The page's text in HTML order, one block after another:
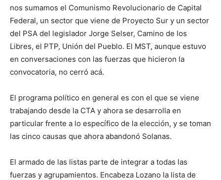
nos sumamos el Comunismo Revolucionario de Capital
Federal, un sector que viene de Proyecto Sur y un sector
del PSA del legislador Jorge Selser, Camino de los
Libres, el PTP, Unión del Pueblo. El MST, aunque estuvo
en conversaciones con las fuerzas que hicieron la
convocatoria, no cerró acá.
El programa político en general es con el que se viene
trabajando desde la CTA y ahora se desarrolla en
particular frente a lo específico de la elección, y se toman
las cinco causas que ahora abandonó Solanas.
El armado de las listas parte de integrar a todas las
fuerzas y agrupamientos. Encabeza Lozano la lista de